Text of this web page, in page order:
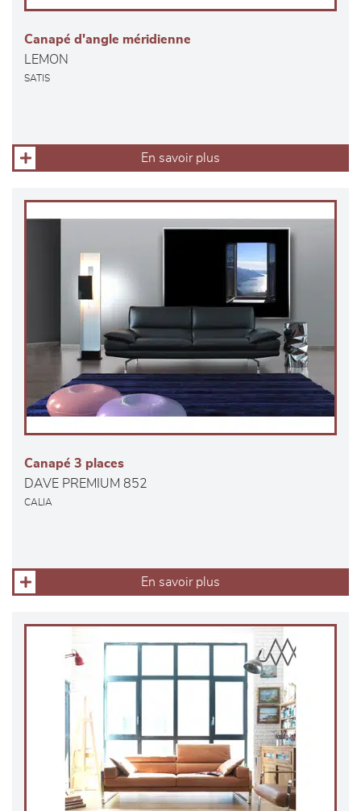
Canapé d'angle méridienne
LEMON
SATIS
En savoir plus
Canapé 3 places
DAVE PREMIUM 852
CALIA
En savoir plus